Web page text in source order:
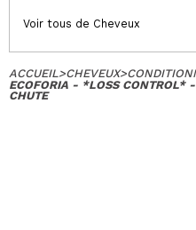
Voir tous de Cheveux
ACCUEIL>CHEVEUX>
ECOFORIA - *LOSS CONTROL*
CHUTE